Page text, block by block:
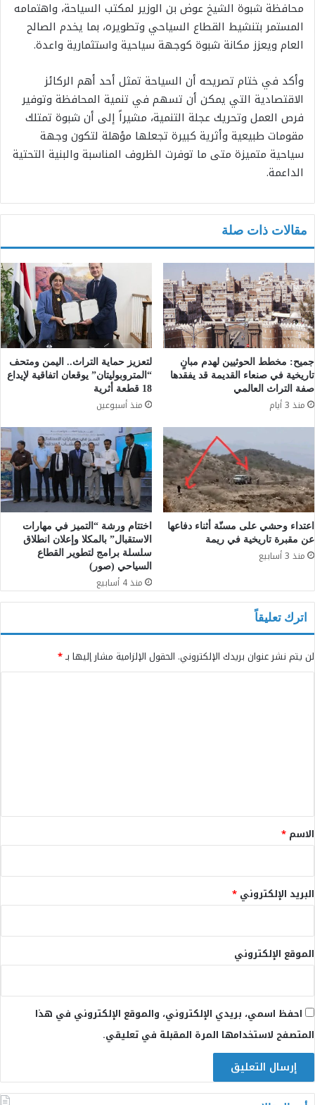
محافظة شبوة الشيخ عوض بن الوزير لمكتب السياحة، واهتمامه
المستمر بتنشيط القطاع السياحي وتطويره، بما يخدم الصالح
العام ويعزز مكانة شبوة كوجهة سياحية واستثمارية واعدة.
وأكد في ختام تصريحه أن السياحة تمثل أحد أهم الركائز
الاقتصادية التي يمكن أن تسهم في تنمية المحافظة وتوفير
فرص العمل وتحريك عجلة التنمية، مشيراً إلى أن شبوة تمتلك
مقومات طبيعية وأثرية كبيرة تجعلها مؤهلة لتكون وجهة
سياحية متميزة متى ما توفرت الظروف المناسبة والبنية التحتية
الداعمة.
مقالات ذات صلة
جميح: مخطط الحوثيين لهدم مبانٍ
تاريخية في صنعاء القديمة قد يفقدها
صفة التراث العالمي
منذ 3 أيام
لتعزيز حماية التراث.. اليمن ومتحف
“المتروبوليتان” يوقعان اتفاقية لإيداع
18 قطعة أثرية
منذ أسبوعين
اعتداء وحشي على مسنّة أثناء دفاعها
عن مقبرة تاريخية في ريمة
منذ 3 أسابيع
اختتام ورشة “التميز في مهارات
الاستقبال” بالمكلا وإعلان انطلاق
سلسلة برامج لتطوير القطاع
السياحي (صور)
منذ 4 أسابيع
اترك تعليقاً
لن يتم نشر عنوان بريدك الإلكتروني. الحقول الإلزامية مشار إليها بـ*
*
الاسم *
البريد الإلكتروني *
الموقع الإلكتروني
احفظ اسمي، بريدي الإلكتروني، والموقع الإلكتروني في هذا
المتصفح لاستخدامها المرة المقبلة في تعليقي.